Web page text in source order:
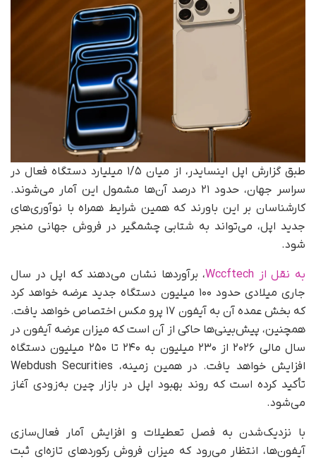
طبق گزارش اپل اینسایدر، از میان ۱/۵ میلیارد دستگاه فعال در
سراسر جهان، حدود ۲۱ درصد آن‌ها مشمول این آمار می‌شوند.
کارشناسان بر این باورند که همین شرایط همراه با نوآوری‌های
جدید اپل، می‌تواند به شتابی چشمگیر در فروش جهانی منجر
شود.
به نقل از Wccftech
، برآوردها نشان می‌دهند که اپل در سال
جاری میلادی حدود ۱۰۰ میلیون دستگاه جدید عرضه خواهد کرد
که بخش عمده آن به آیفون ۱۷ پرو مکس اختصاص خواهد یافت.
همچنین، پیش‌بینی‌ها حاکی از آن است که میزان عرضه آیفون در
سال مالی ۲۰۲۶ از ۲۳۰ میلیون به ۲۴۰ تا ۲۵۰ میلیون دستگاه
افزایش خواهد یافت. در همین زمینه، Webdush Securities
تأکید کرده است که روند بهبود اپل در بازار چین به‌زودی آغاز
می‌شود.
با نزدیک‌شدن به فصل تعطیلات و افزایش آمار فعال‌سازی
آیفون‌ها، انتظار می‌رود که میزان فروش رکوردهای تازه‌ای ثبت